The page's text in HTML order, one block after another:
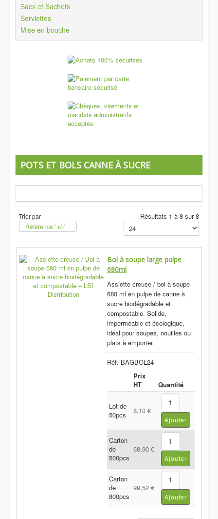
Sacs et Sachets
Serviettes
Mise en bouche
POTS ET BOLS CANNE À SUCRE
Trier par
Référence ' +/-'
Résultats 1 à 8 sur 8
Bol à soupe large pulpe
680ml
Assiette creuse / bol à soupe
680 ml en pulpe de canne à
sucre biodégradable et
compostable. Solide,
imperméable et écologique,
idéal pour soupes, nouilles ou
plats à emporter.
Réf. BAGBOL24
Prix
HT
Quantité
Lot de
50pcs
8,10 €
Carton
de
500pcs
68,90 €
Carton
de
800pcs
99,52 €